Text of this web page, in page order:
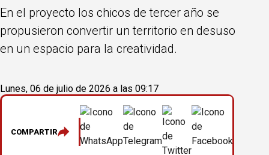
En el proyecto los chicos de tercer año se
propusieron convertir un territorio en desuso
en un espacio para la creatividad.
Lunes, 06 de julio de 2026 a las 09:17
COMPARTIR